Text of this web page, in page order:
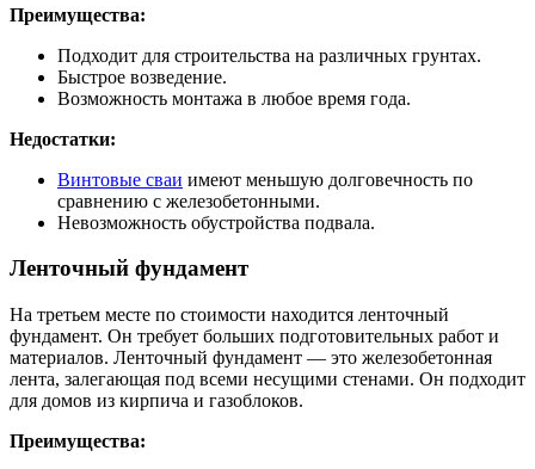
Преимущества:
Подходит для строительства на различных грунтах.
Быстрое возведение.
Возможность монтажа в любое время года.
Недостатки:
Винтовые сваи имеют меньшую долговечность по
сравнению с железобетонными.
Невозможность обустройства подвала.
Ленточный фундамент
На третьем месте по стоимости находится ленточный
фундамент. Он требует больших подготовительных работ и
материалов. Ленточный фундамент — это железобетонная
лента, залегающая под всеми несущими стенами. Он подходит
для домов из кирпича и газоблоков.
Преимущества: